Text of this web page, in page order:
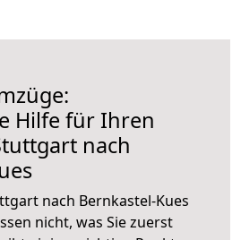
Hilfe für Ihren
nach
nach Bernkastel-Kues
nicht, was Sie zuerst